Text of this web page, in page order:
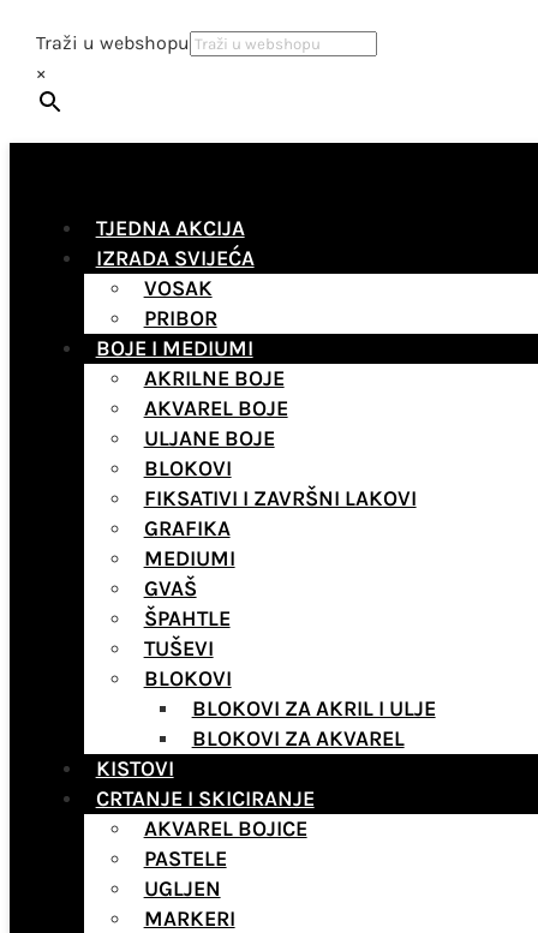
Traži u webshopu
×
TJEDNA AKCIJA
IZRADA SVIJEĆA
VOSAK
PRIBOR
BOJE I MEDIUMI
AKRILNE BOJE
AKVAREL BOJE
ULJANE BOJE
BLOKOVI
FIKSATIVI I ZAVRŠNI LAKOVI
GRAFIKA
MEDIUMI
GVAŠ
ŠPAHTLE
TUŠEVI
BLOKOVI
BLOKOVI ZA AKRIL I ULJE
BLOKOVI ZA AKVAREL
KISTOVI
CRTANJE I SKICIRANJE
AKVAREL BOJICE
PASTELE
UGLJEN
MARKERI